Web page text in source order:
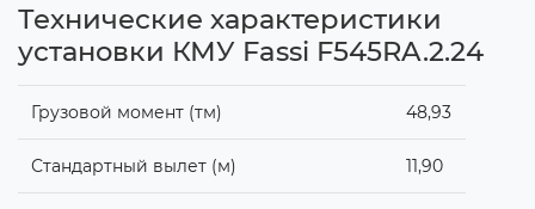
Технические характеристики
установки КМУ Fassi F545RA.2.24
Грузовой момент (тм) 48,93
Стандартный вылет (м) 11,90